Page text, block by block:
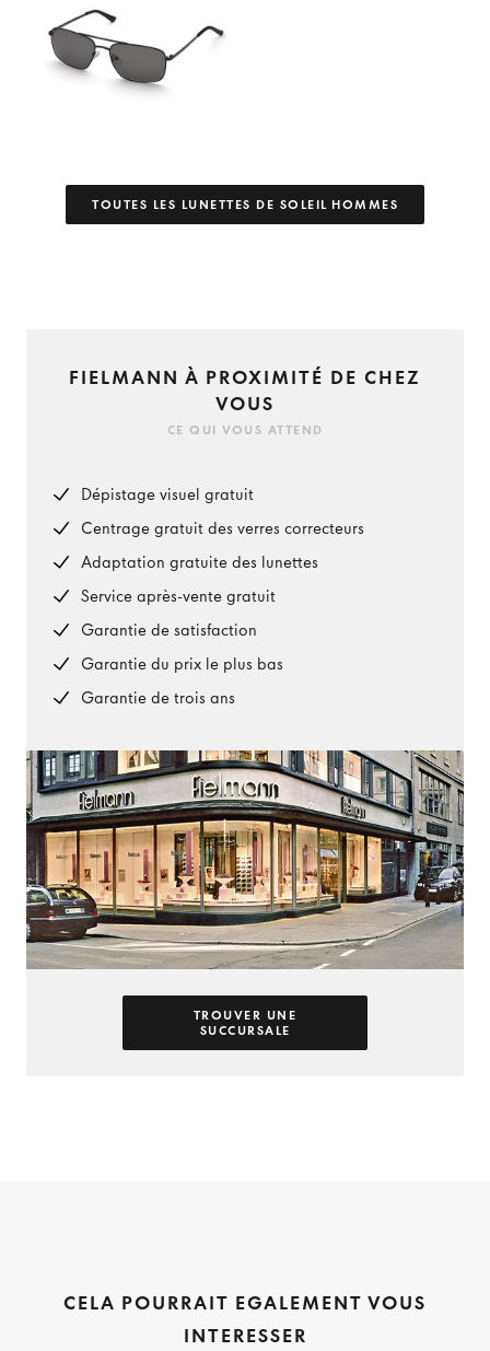
TOUTES LES LUNETTES DE SOLEIL HOMMES
FIELMANN À PROXIMITÉ DE CHEZ
VOUS
CE QUI VOUS ATTEND
Dépistage visuel gratuit
Centrage gratuit des verres correcteurs
Adaptation gratuite des lunettes
Service après-vente gratuit
Garantie de satisfaction
Garantie du prix le plus bas
Garantie de trois ans
TROUVER UNE
SUCCURSALE
CELA POURRAIT EGALEMENT VOUS
INTERESSER